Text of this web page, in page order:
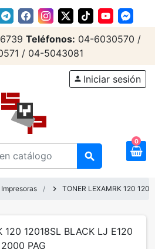
Teléfonos: 04-6030570 /
/ 04-5043081
search
person Iniciar sesión
0
Impresoras chevron_right TONER LEXAMRK 120